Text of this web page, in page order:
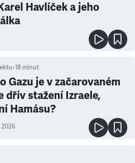
Havlíček a jeho
•18 minut
Gazu je v začarovaném
dřív stažení Izraele,
Hamásu?
2026